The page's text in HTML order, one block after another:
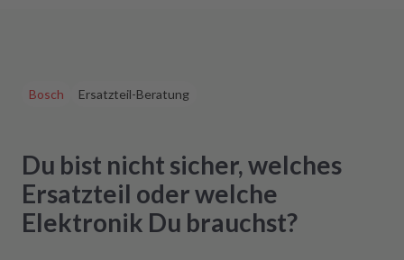
Bosch Ersatzteil-Beratung
Du bist nicht sicher, welches
Ersatzteil oder welche
Elektronik Du brauchst?